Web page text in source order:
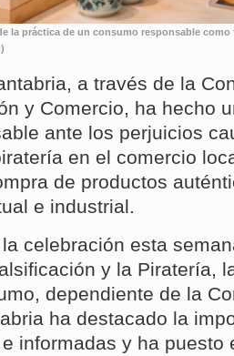
la práctica de un consumo responsable
a través de la
y Comercio, ha hecho
ante los perjuicios
en el comercio
de productos
e industrial.
celebración esta
y la Piratería,
dependiente de la
ha destacado la
informadas y ha puesto